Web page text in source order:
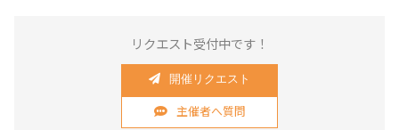
リクエスト受付中です！
開催リクエスト
主催者へ質問